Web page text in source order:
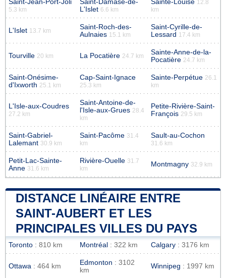
Saint-Jean-Port-Joli
5.3 km
Saint-Damase-de-
L'Islet 6.6 km
Sainte-Louise 12.8
km
L'Islet 13.7 km
Saint-Roch-des-
Aulnaies 15.1 km
Saint-Cyrille-de-
Lessard 17.4 km
Tourville 20 km La Pocatière 24.7 km
Sainte-Anne-de-la-
Pocatière 24.7 km
Saint-Onésime-
d'Ixworth 25.1 km
Cap-Saint-Ignace
25.3 km
Sainte-Perpétue 26.1
km
L'Isle-aux-Coudres
27.2 km
Saint-Antoine-de-
l'Isle-aux-Grues 28.4
km
Petite-Rivière-Saint-
François 29.5 km
Saint-Gabriel-
Lalemant 30.9 km
Saint-Pacôme 31.4
km
Sault-au-Cochon
31.6 km
Petit-Lac-Sainte-
Anne 31.6 km
Rivière-Ouelle 31.7
km
Montmagny 32.9 km
DISTANCE LINÉAIRE ENTRE
SAINT-AUBERT ET LES
PRINCIPALES VILLES DU PAYS
Toronto : 810 km Montréal : 322 km Calgary : 3176 km
Ottawa : 464 km Edmonton : 3102
km
Winnipeg : 1997 km